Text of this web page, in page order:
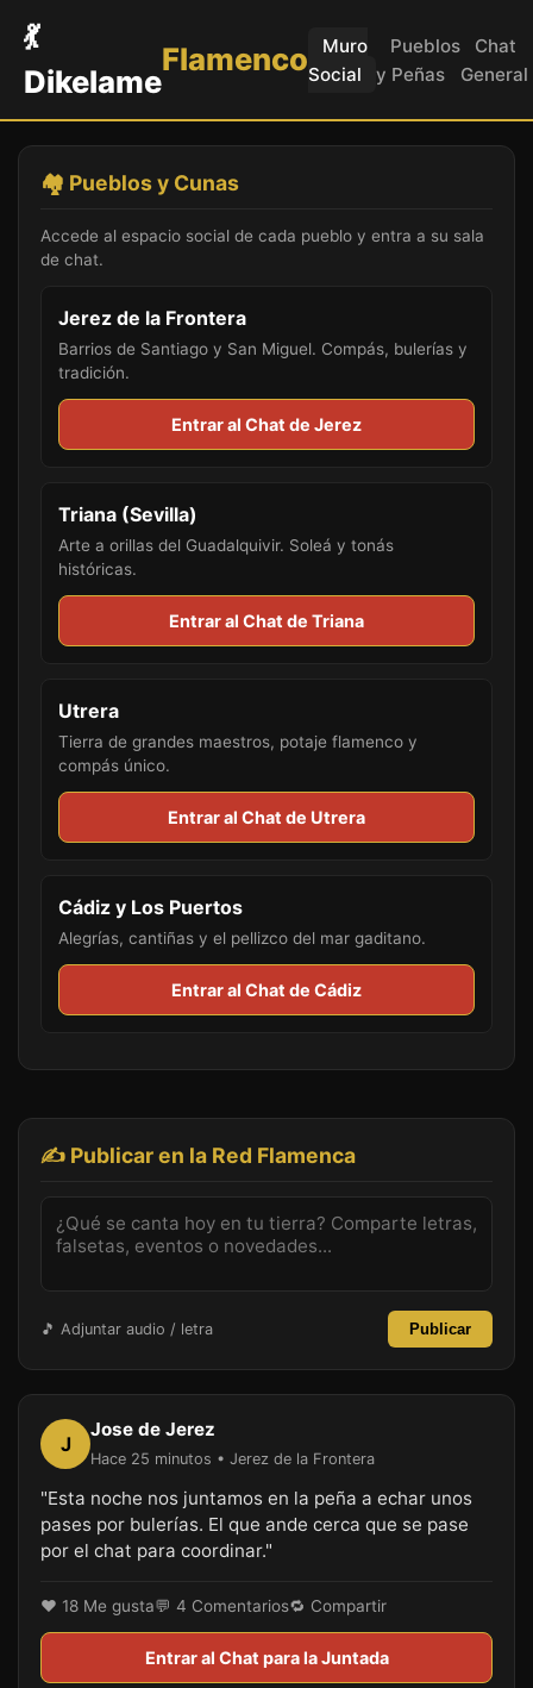
💃
Dikelame
Flamenco
Muro
Social
Pueblos
y Peñas
Chat
General
🏘️ Pueblos y Cunas
Accede al espacio social de cada pueblo y entra a su sala
de chat.
Jerez de la Frontera
Barrios de Santiago y San Miguel. Compás, bulerías y
tradición.
Entrar al Chat de Jerez
Triana (Sevilla)
Arte a orillas del Guadalquivir. Soleá y tonás
históricas.
Entrar al Chat de Triana
Utrera
Tierra de grandes maestros, potaje flamenco y
compás único.
Entrar al Chat de Utrera
Cádiz y Los Puertos
Alegrías, cantiñas y el pellizco del mar gaditano.
Entrar al Chat de Cádiz
✍️ Publicar en la Red Flamenca
🎵 Adjuntar audio / letra Publicar
J
Jose de Jerez
Hace 25 minutos • Jerez de la Frontera
"Esta noche nos juntamos en la peña a echar unos
pases por bulerías. El que ande cerca que se pase
por el chat para coordinar."
❤️ 18 Me gusta💬 4 Comentarios🔁 Compartir
Entrar al Chat para la Juntada